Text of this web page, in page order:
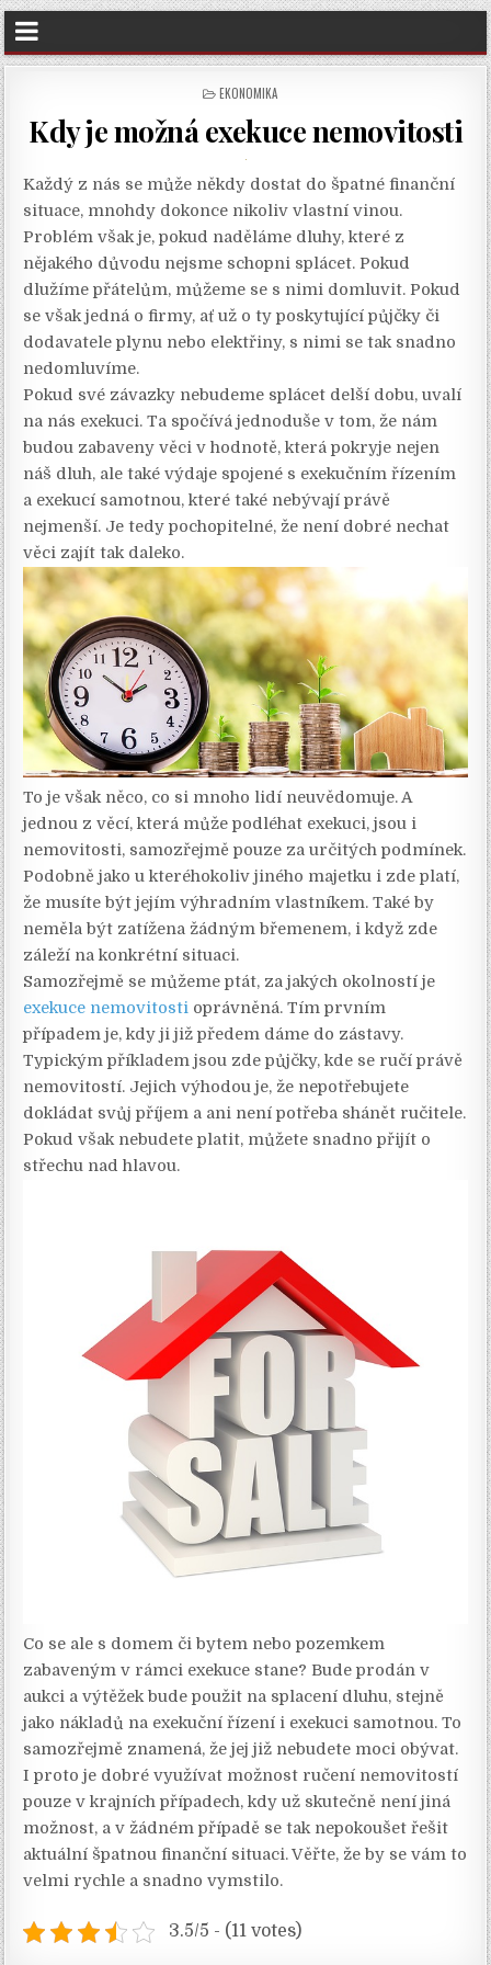
POSTED
EKONOMIKA
Kdy je možná exekuce nemovitosti
Každý z nás se může někdy dostat do špatné finanční
situace, mnohdy dokonce nikoliv vlastní vinou.
Problém však je, pokud naděláme dluhy, které z
nějakého důvodu nejsme schopni splácet. Pokud
dlužíme přátelům, můžeme se s nimi domluvit. Pokud
se však jedná o firmy, ať už o ty poskytující půjčky či
dodavatele plynu nebo elektřiny, s nimi se tak snadno
nedomluvíme.
Pokud své závazky nebudeme splácet delší dobu, uvalí
na nás exekuci. Ta spočívá jednoduše v tom, že nám
budou zabaveny věci v hodnotě, která pokryje nejen
náš dluh, ale také výdaje spojené s exekučním řízením
a exekucí samotnou, které také nebývají právě
nejmenší. Je tedy pochopitelné, že není dobré nechat
věci zajít tak daleko.
To je však něco, co si mnoho lidí neuvědomuje. A
jednou z věcí, která může podléhat exekuci, jsou i
nemovitosti, samozřejmě pouze za určitých podmínek.
Podobně jako u kteréhokoliv jiného majetku i zde platí,
že musíte být jejím výhradním vlastníkem. Také by
neměla být zatížena žádným břemenem, i když zde
záleží na konkrétní situaci.
Samozřejmě se můžeme ptát, za jakých okolností je
exekuce nemovitosti oprávněná. Tím prvním
případem je, kdy ji již předem dáme do zástavy.
Typickým příkladem jsou zde půjčky, kde se ručí právě
nemovitostí. Jejich výhodou je, že nepotřebujete
dokládat svůj příjem a ani není potřeba shánět ručitele.
Pokud však nebudete platit, můžete snadno přijít o
střechu nad hlavou.
Co se ale s domem či bytem nebo pozemkem
zabaveným v rámci exekuce stane? Bude prodán v
aukci a výtěžek bude použit na splacení dluhu, stejně
jako nákladů na exekuční řízení i exekuci samotnou. To
samozřejmě znamená, že jej již nebudete moci obývat.
I proto je dobré využívat možnost ručení nemovitostí
pouze v krajních případech, kdy už skutečně není jiná
možnost, a v žádném případě se tak nepokoušet řešit
aktuální špatnou finanční situaci. Věřte, že by se vám to
velmi rychle a snadno vymstilo.
3.5/5 - (11 votes)